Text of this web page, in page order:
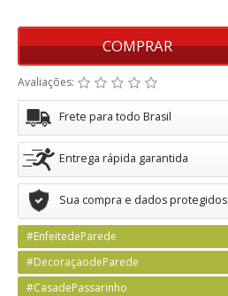
COMPRAR
Avaliações:
Frete para todo Brasil
Entrega rápida garantida
Sua compra e dados protegidos
#EnfeitedeParede
#DecoraçaodeParede
#CasadePassarinho